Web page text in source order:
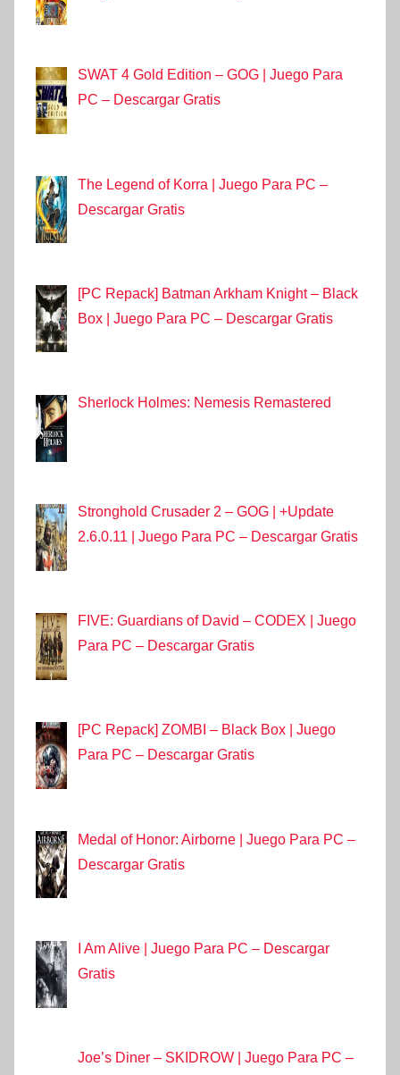
SWAT 4 Gold Edition – GOG | Juego Para
PC – Descargar Gratis
The Legend of Korra | Juego Para PC –
Descargar Gratis
[PC Repack] Batman Arkham Knight – Black
Box | Juego Para PC – Descargar Gratis
Sherlock Holmes: Nemesis Remastered
Stronghold Crusader 2 – GOG | +Update
2.6.0.11 | Juego Para PC – Descargar Gratis
FIVE: Guardians of David – CODEX | Juego
Para PC – Descargar Gratis
[PC Repack] ZOMBI – Black Box | Juego
Para PC – Descargar Gratis
Medal of Honor: Airborne | Juego Para PC –
Descargar Gratis
I Am Alive | Juego Para PC – Descargar
Gratis
Joe’s Diner – SKIDROW | Juego Para PC –